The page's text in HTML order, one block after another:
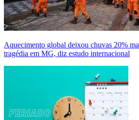
Aquecimento global deixou chuvas 20%
tragédia em MG, diz estudo internacional